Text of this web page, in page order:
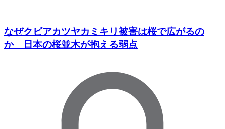
なぜクビアカツヤカミキリ被害は桜で広がるの
か 日本の桜並木が抱える弱点